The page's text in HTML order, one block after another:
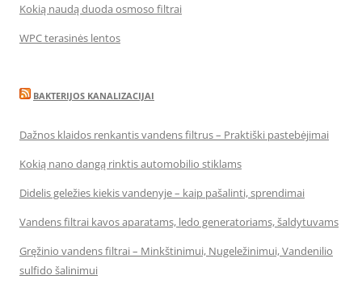
Kokią naudą duoda osmoso filtrai
WPC terasinės lentos
BAKTERIJOS KANALIZACIJAI
Dažnos klaidos renkantis vandens filtrus – Praktiški pastebėjimai
Kokią nano dangą rinktis automobilio stiklams
Didelis geležies kiekis vandenyje – kaip pašalinti, sprendimai
Vandens filtrai kavos aparatams, ledo generatoriams, šaldytuvams
Gręžinio vandens filtrai – Minkštinimui, Nugeležinimui, Vandenilio
sulfido šalinimui